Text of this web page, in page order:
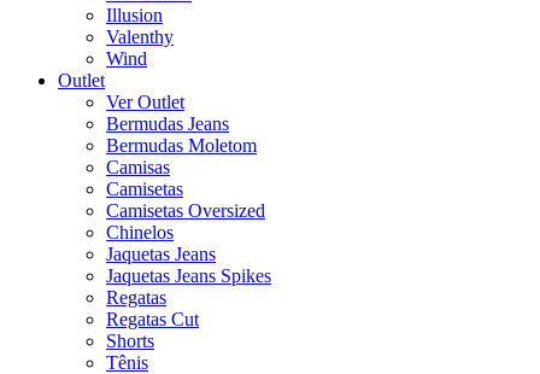
Illusion
Valenthy
Wind
Outlet
Ver Outlet
Bermudas Jeans
Bermudas Moletom
Camisas
Camisetas
Camisetas Oversized
Chinelos
Jaquetas Jeans
Jaquetas Jeans Spikes
Regatas
Regatas Cut
Shorts
Tênis